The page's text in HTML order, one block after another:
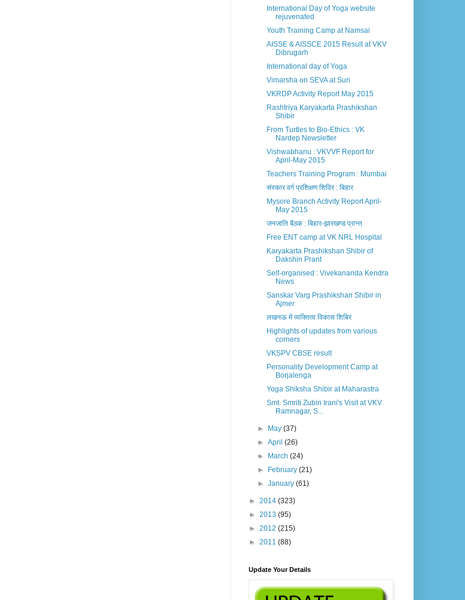
International Day of Yoga website
rejuvenated
Youth Training Camp at Namsai
AISSE & AISSCE 2015 Result at VKV
Dibrugarh
International day of Yoga
Vimarsha on SEVA at Suri
VKRDP Activity Report May 2015
Rashtriya Karyakarta Prashikshan
Shibir
From Turtles to Bio-Ethics : VK
Nardep Newsletter
Vishwabhanu : VKVVF Report for
April-May 2015
Teachers Training Program : Mumbai
संस्कार वर्ग प्रशिक्षण शिविर : बिहार
Mysore Branch Activity Report April-
May 2015
जनजाति बैठक : बिहार-झारखण्ड प्रान्त
Free ENT camp at VK NRL Hospital
Karyakarta Prashikshan Shibir of
Dakshin Prant
Self-organised : Vivekananda Kendra
News
Sanskar Varg Prashikshan Shibir in
Ajmer
लखनऊ में व्यक्तित्व विकास शिबिर
Highlights of updates from various
corners
VKSPV CBSE result
Personality Development Camp at
Borjalenga
Yoga Shiksha Shibir at Maharastra
Smt. Smriti Zubin Irani's Visit at VKV
Ramnagar, S...
► May(37)
►April(26)
►
March(24)
►
February(21)
►January(61)
► 2014 (323)
► 2013 (95)
► 2012 (215)
► 2011 (88)
Update Your Details